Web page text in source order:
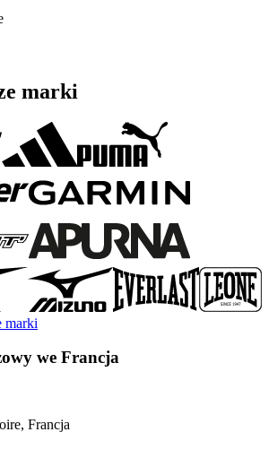
marki
marki
we Francja
Francja